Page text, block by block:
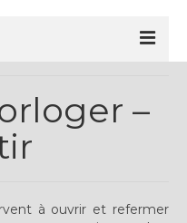
–
à ouvrir et refermer